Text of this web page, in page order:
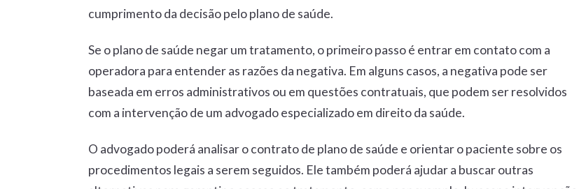
cumprimento da decisão pelo plano de saúde.
Se o plano de saúde negar um tratamento, o primeiro passo é entrar em contato com a
operadora para entender as razões da negativa. Em alguns casos, a negativa pode ser
baseada em erros administrativos ou em questões contratuais, que podem ser resolvidos
com a intervenção de um advogado especializado em direito da saúde.
O advogado poderá analisar o contrato de plano de saúde e orientar o paciente sobre os
procedimentos legais a serem seguidos. Ele também poderá ajudar a buscar outras